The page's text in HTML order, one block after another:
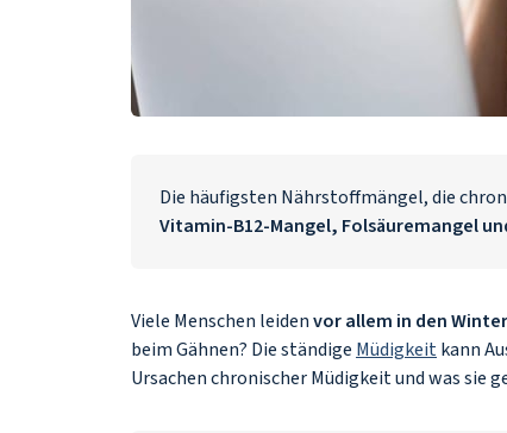
Die häufigsten Nährstoffmängel, die
Vitamin-B12-Mangel, Folsäuremangel
Viele Menschen leidenvor allem in den
beim Gähnen? Die ständige Müdigkeitkann
Ursachen chronischer Müdigkeit und was sie